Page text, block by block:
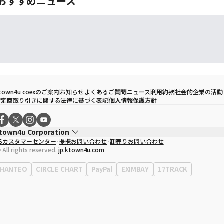
coexのご案内お知らせよくあるご質問ニュース利用約款社会的企業の活動
商取り引きに関する法律に基づく表記個人情報保護方針
Corporation
取締役
ソン・ヒョミン
業者登録番号
120-87-71116
0120-23-7523
務所住所
ソウル特別市江南区永東大路513、3階(三成洞、coex)
カスタマーセンター 提携お問い合わせ 卸売りお問い合わせ
rights reserved. jp.ktown4u.com
HANTEO CIRCLE CHART PayPal EXIMBAY 17TRACK